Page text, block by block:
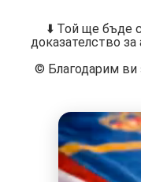
⬇️ Той ще бъде
доказателство
©️ Благодарим ви